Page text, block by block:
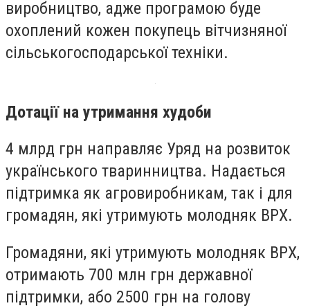
виробництво, адже програмою буде
охоплений кожен покупець вітчизняної
сільськогосподарської техніки.
Дотації на утримання худоби
4 млрд грн направляє Уряд на розвиток
українського тваринництва. Надається
підтримка як агровиробникам, так і для
громадян, які утримують молодняк ВРХ.
Громадяни, які утримують молодняк ВРХ,
отримають 700 млн грн державної
підтримки, або 2500 грн на голову